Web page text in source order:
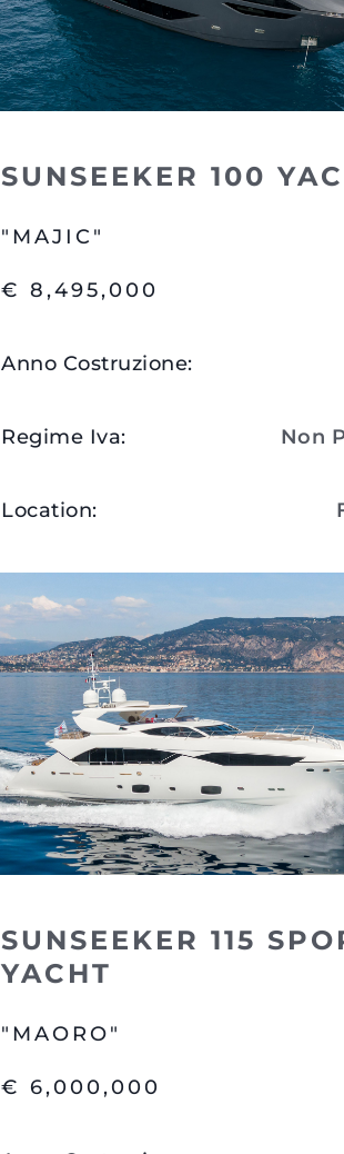
SUNSEEKER 100
"MAJIC"
€ 8,495,000
Anno Costruzione:
Regime Iva: Non
Location:
SUNSEEKER 115
YACHT
"MAORO"
€ 6,000,000